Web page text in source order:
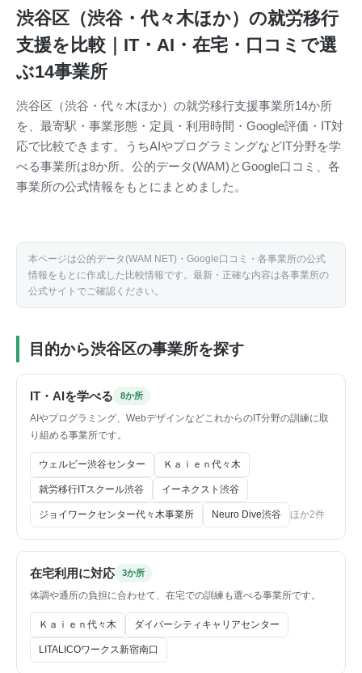
渋谷区（渋谷・代々木ほか）の就労移行
支援を比較｜IT・AI・在宅・口コミで選
ぶ14事業所
渋谷区（渋谷・代々木ほか）の就労移行支援事業所14か所
を、最寄駅・事業形態・定員・利用時間・Google評価・IT対
応で比較できます。うちAIやプログラミングなどIT分野を学
べる事業所は8か所。公的データ(WAM)とGoogle口コミ、各
事業所の公式情報をもとにまとめました。
本ページは公的データ(WAM NET)・Google口コミ・各事業所の公式
情報をもとに作成した比較情報です。最新・正確な内容は各事業所の
公式サイトでご確認ください。
目的から渋谷区の事業所を探す
IT・AIを学べる 8か所
AIやプログラミング、WebデザインなどこれからのIT分野の訓練に取
り組める事業所です。
ウェルビー渋谷センター Ｋａｉｅｎ代々木
就労移行ITスクール渋谷 イーネクスト渋谷
ジョイワークセンター代々木事業所 Neuro Dive渋谷 ほか2件
在宅利用に対応 3か所
体調や通所の負担に合わせて、在宅での訓練も選べる事業所です。
Ｋａｉｅｎ代々木 ダイバーシティキャリアセンター
LITALICOワークス新宿南口